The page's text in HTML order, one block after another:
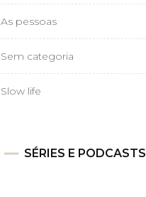
As pessoas
Sem categoria
Slow life
SÉRIES E PODCASTS